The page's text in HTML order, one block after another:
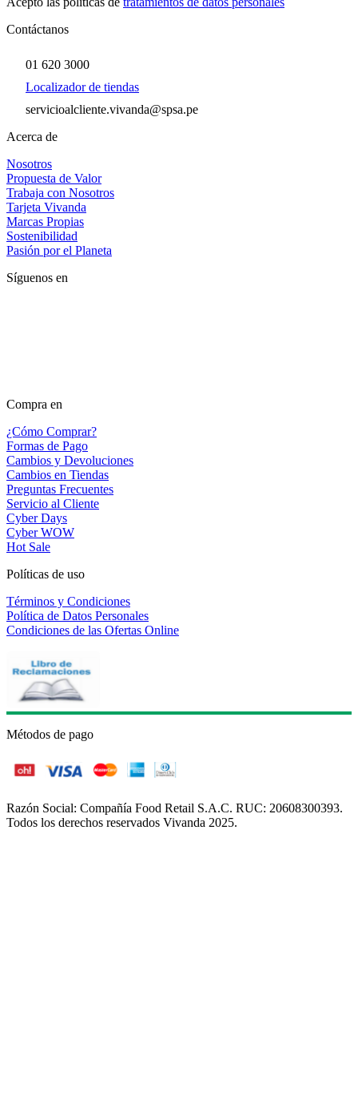
Contáctanos
01 620 3000
Localizador de tiendas
servicioalcliente.vivanda@spsa.pe
Acerca de
Nosotros
Propuesta de Valor
Trabaja con Nosotros
Tarjeta Vivanda
Marcas Propias
Sostenibilidad
Pasión por el Planeta
Síguenos en
Compra en
¿Cómo Comprar?
Formas de Pago
Cambios y Devoluciones
Cambios en Tiendas
Preguntas Frecuentes
Servicio al Cliente
Cyber Days
Cyber WOW
Hot Sale
Políticas de uso
Términos y Condiciones
Política de Datos Personales
Condiciones de las Ofertas Online
Métodos de pago
Razón Social: Compañía Food Retail S.A.C. RUC: 20608300393.
Todos los derechos reservados Vivanda 2025.